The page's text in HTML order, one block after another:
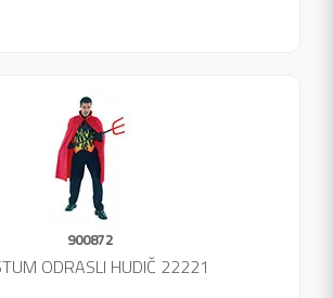
900872
ODRASLI HUDIČ 22221